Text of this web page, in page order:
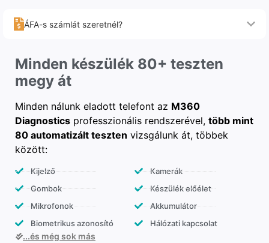
ÁFA-s számlát szeretnél?
Minden készülék 80+ teszten
megy át
Minden nálunk eladott telefont az M360
Diagnostics professzionális rendszerével, több mint
80 automatizált teszten vizsgálunk át, többek
között:
Kijelző
Gombok
Mikrofonok
Biometrikus azonosító
Kamerák
Készülék előélet
Akkumulátor
Hálózati kapcsolat
...és még sok más